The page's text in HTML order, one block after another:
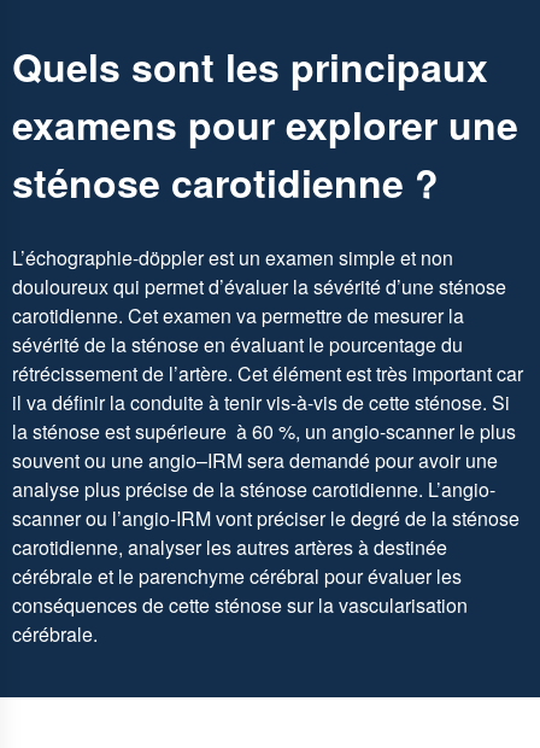
Quels sont les principaux
examens pour explorer une
sténose carotidienne ?
L’échographie-döppler est un examen simple et non
douloureux qui permet d’évaluer la sévérité d’une sténose
carotidienne. Cet examen va permettre de mesurer la
sévérité de la sténose en évaluant le pourcentage du
rétrécissement de l’artère. Cet élément est très important car
il va définir la conduite à tenir vis-à-vis de cette sténose. Si
la sténose est supérieure à 60 %, un angio-scanner le plus
souvent ou une angio–IRM sera demandé pour avoir une
analyse plus précise de la sténose carotidienne. L’angio-
scanner ou l’angio-IRM vont préciser le degré de la sténose
carotidienne, analyser les autres artères à destinée
cérébrale et le parenchyme cérébral pour évaluer les
conséquences de cette sténose sur la vascularisation
cérébrale.